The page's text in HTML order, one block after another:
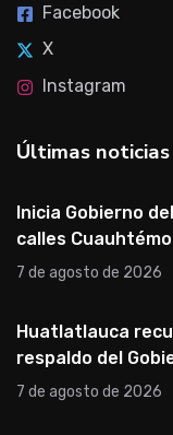
Facebook
X
Instagram
Últimas noticias
Inicia Gobierno
calles
7 de agosto de 2026
Huatlatlauca
respaldo del
7 de agosto de 2026